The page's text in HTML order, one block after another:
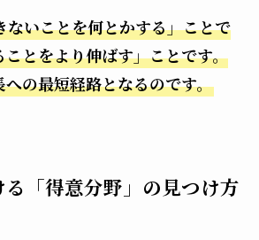
ないことを何とかする」ことで
とをより伸ばす」ことです。
の最短経路となるのです。
る「得意分野」の見つけ方